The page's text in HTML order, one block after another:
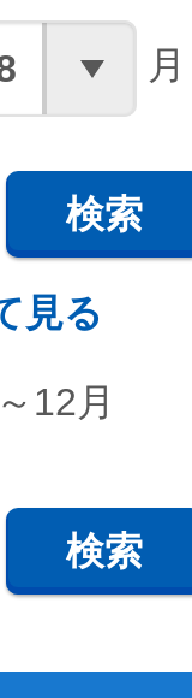
月
検索
見る
12月
検索